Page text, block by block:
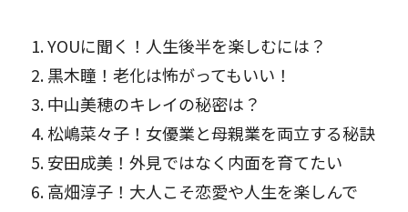
YOUに聞く！人生後半を楽しむには？
黒木瞳！老化は怖がってもいい！
中山美穂のキレイの秘密は ？
松嶋菜々子！女優業と母親業を両立する秘訣
安田成美！外見ではなく内面を育てたい
高畑淳子！大人こそ恋愛や人生を楽しんで